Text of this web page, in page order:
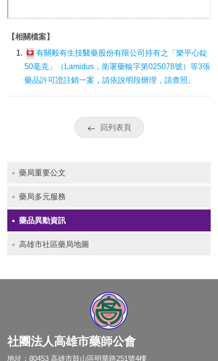
【相關檔案】
有關毅有生技醫藥股份有限公司持有之「樂平心錠
50毫克」（Lamidus，衛署藥輸字第025078號）等3張
藥品許可證註銷一案，請依說明段辦理，請查照。
回列表頁
藥局重要公文
藥局多元服務
藥品異動資訊
高雄市社區藥局地圖
社團法人高雄市藥師公會
地址：80453 高雄市鼓山區明華路251號4樓